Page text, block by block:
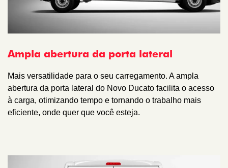
Ampla abertura da porta lateral
Mais versatilidade para o seu carregamento. A ampla
abertura da porta lateral do Novo Ducato facilita o acesso
à carga, otimizando tempo e tornando o trabalho mais
eficiente, onde quer que você esteja.